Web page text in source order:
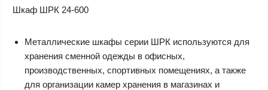
Шкаф ШРК 24-600
Металлические шкафы серии ШРК используются для
хранения сменной одежды в офисных,
производственных, спортивных помещениях, а также
для организации камер хранения в магазинах и